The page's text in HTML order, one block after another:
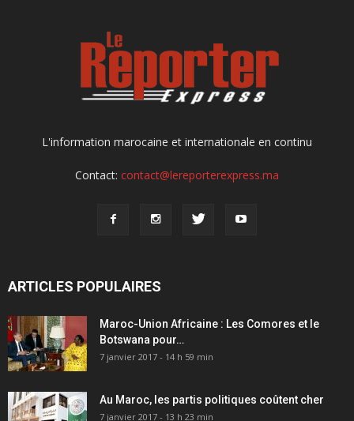
L'information marocaine et internationale en continu
Contact: contact@lereporterexpress.ma
ARTICLES POPULAIRES
Maroc-Union Africaine : Les Comores et le
Botswana pour…
7 janvier 2017 - 14 h 59 min
Au Maroc, les partis politiques coûtent cher
7 janvier 2017 - 13 h 23 min